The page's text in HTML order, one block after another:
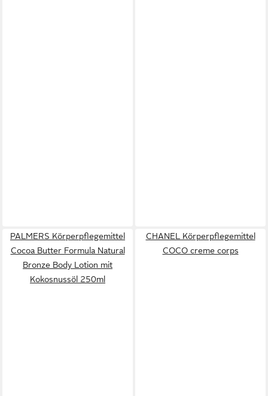
PALMERS Körperpflegemittel
Cocoa Butter Formula Natural
Bronze Body Lotion mit
Kokosnussöl 250ml
CHANEL Körperpflegemittel
COCO creme corps